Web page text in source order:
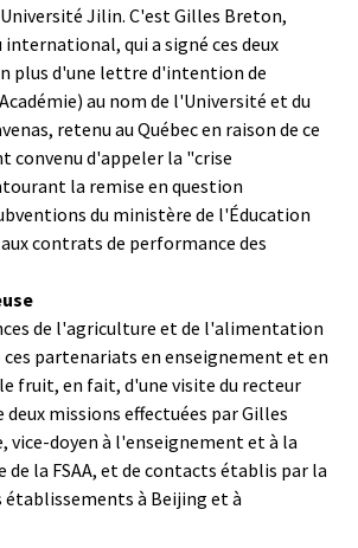
Jilin. C'est Gilles Breton,
international, qui a signé ces deux
plus d'une lettre d'intention de
au nom de l'Université et du
retenu au Québec en raison de ce
convenu d'appeler la "crise
la remise en question
du ministère de l'Éducation
contrats de performance des
de l'agriculture et de l'alimentation
ces partenariats en enseignement et en
fruit, en fait, d'une visite du recteur
deux missions effectuées par Gilles
vice-doyen à l'enseignement et à la
la FSAA, et de contacts établis par la
établissements à Beijing et à